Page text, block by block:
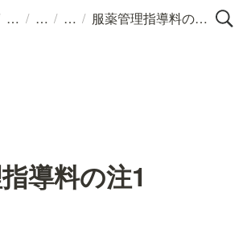
/ / / 服薬管理指導料の注1
導料の注1